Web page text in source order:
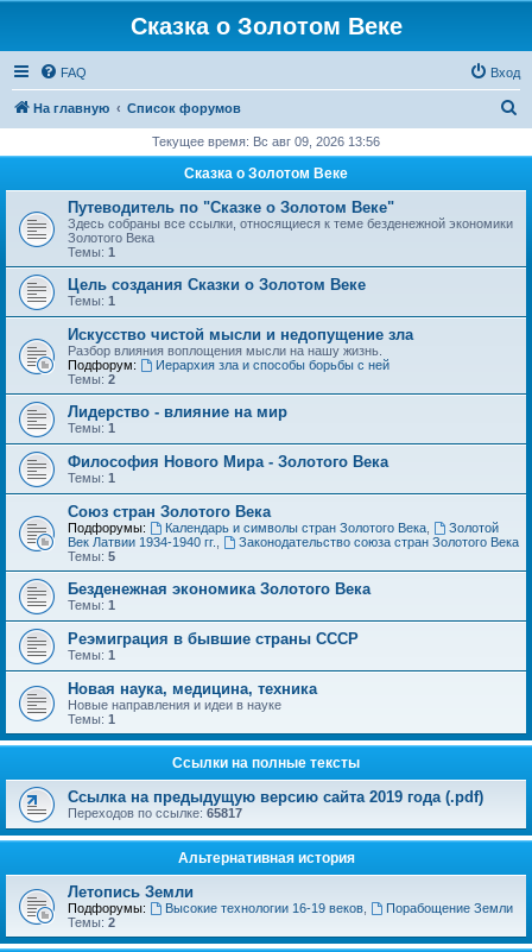
Сказка о Золотом Веке
FAQ Вход
На главную Список форумов
с
Текущее время: Вс авг 09, 2026 13:56
Сказка о Золотом Веке
Путеводитель по "Сказке о Золотом Веке"
Здесь собраны все ссылки, относящиеся к теме безденежной экономики
Золотого Века
Темы: 1
Цель создания Сказки о Золотом Веке
Темы: 1
Искусство чистой мысли и недопущение зла
Разбор влияния воплощения мысли на нашу жизнь.
Подфорум:
Иерархия зла и способы борьбы с ней
Темы: 2
Лидерство - влияние на мир
Темы: 1
Философия Нового Мира - Золотого Века
Темы: 1
Cоюз стран Золотого Века
Подфорумы: Календарь и символы стран Золотого Века,
Золотой
Век Латвии 1934-1940 гг.
Законодательство союза стран Золотого Века
Темы: 5
Безденежная экономика Золотого Века
Темы: 1
Реэмиграция в бывшие страны СССР
Темы: 1
Новая наука, медицина, техника
Новые направления и идеи в науке
Темы: 1
Ссылки на полные тексты
Ссылка на предыдущую версию сайта 2019 года (.pdf)
Переходов по ссылке: 65817
Альтернативная история
Летопись Земли
Подфорумы: Высокие технологии 16-19 веков,
Порабощение Земли
Темы: 2